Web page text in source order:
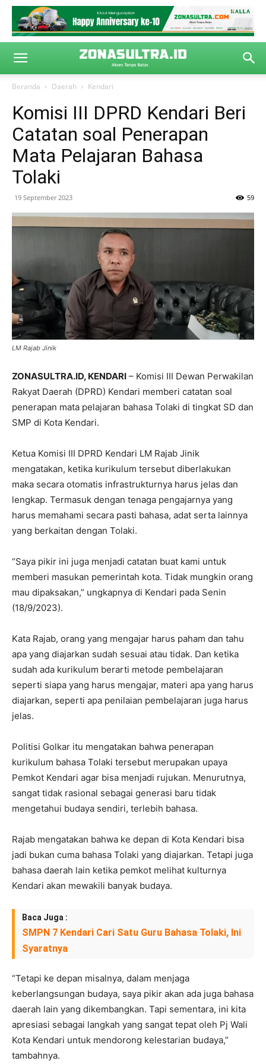
Beranda Daerah Kendari
Komisi III DPRD Kendari Beri
Catatan soal Penerapan
Mata Pelajaran Bahasa
Tolaki
19 September 2023 59
LM Rajab Jinik
ZONASULTRA.ID, KENDARI – Komisi III Dewan Perwakilan
Rakyat Daerah (DPRD) Kendari memberi catatan soal
penerapan mata pelajaran bahasa Tolaki di tingkat SD dan
SMP di Kota Kendari.
Ketua Komisi III DPRD Kendari LM Rajab Jinik
mengatakan, ketika kurikulum tersebut diberlakukan
maka secara otomatis infrastrukturnya harus jelas dan
lengkap. Termasuk dengan tenaga pengajarnya yang
harus memahami secara pasti bahasa, adat serta lainnya
yang berkaitan dengan Tolaki.
“Saya pikir ini juga menjadi catatan buat kami untuk
memberi masukan pemerintah kota. Tidak mungkin orang
mau dipaksakan,” ungkapnya di Kendari pada Senin
(18/9/2023).
Kata Rajab, orang yang mengajar harus paham dan tahu
apa yang diajarkan sudah sesuai atau tidak. Dan ketika
sudah ada kurikulum berarti metode pembelajaran
seperti siapa yang harus mengajar, materi apa yang harus
diajarkan, seperti apa penilaian pembelajaran juga harus
jelas.
Politisi Golkar itu mengatakan bahwa penerapan
kurikulum bahasa Tolaki tersebut merupakan upaya
Pemkot Kendari agar bisa menjadi rujukan. Menurutnya,
sangat tidak rasional sebagai generasi baru tidak
mengetahui budaya sendiri, terlebih bahasa.
Rajab mengatakan bahwa ke depan di Kota Kendari bisa
jadi bukan cuma bahasa Tolaki yang diajarkan. Tetapi juga
bahasa daerah lain ketika pemkot melihat kulturnya
Kendari akan mewakili banyak budaya.
Baca Juga :
SMPN 7 Kendari Cari Satu Guru Bahasa Tolaki, Ini
Syaratnya
“Tetapi ke depan misalnya, dalam menjaga
keberlangsungan budaya, saya pikir akan ada juga bahasa
daerah lain yang dikembangkan. Tapi sementara, ini kita
apresiasi sebagai langkah yang sangat tepat oleh Pj Wali
Kota Kendari untuk mendorong kelestarian budaya,”
tambahnya.